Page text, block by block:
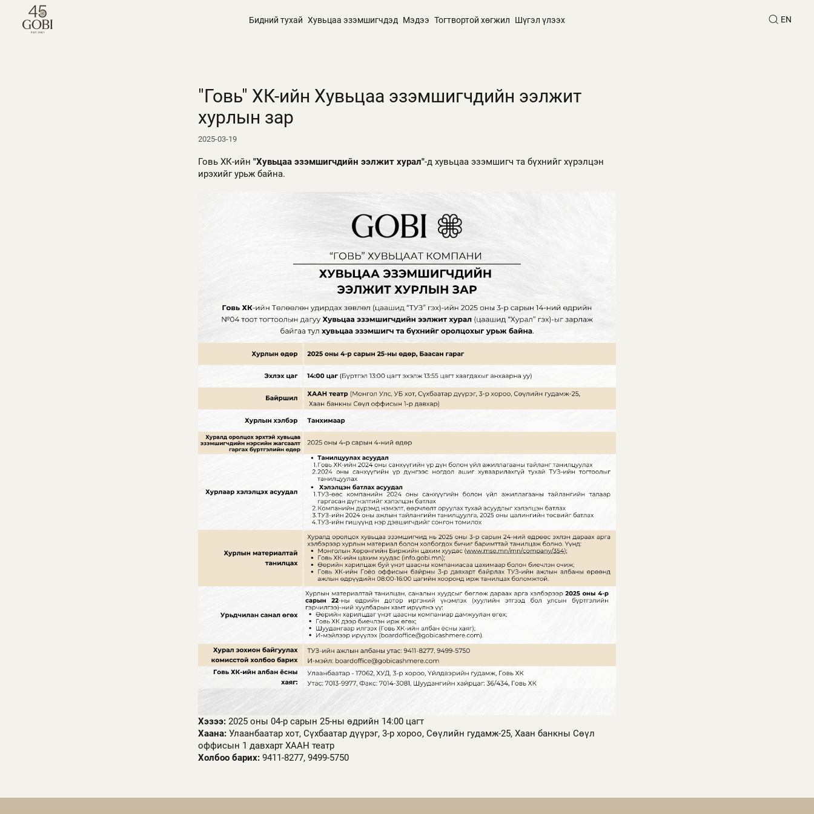
Бидний тухай Хувьцаа эзэмшигчдэд Мэдээ Тогтвортой хөгжил Шүгэл үлээх EN
"Говь" ХК-ийн Хувьцаа эзэмшигчдийн ээлжит
хурлын зар
2025-03-19
Говь ХК-ийн "Хувьцаа эзэмшигчдийн ээлжит хурал"-д хувьцаа эзэмшигч та бүхнийг хүрэлцэн
ирэхийг урьж байна.
Хэзээ: 2025 оны 04-р сарын 25-ны өдрийн 14:00 цагт
Хаана: Улаанбаатар хот, Сүхбаатар дүүрэг, 3-р хороо, Сөүлийн гудамж-25, Хаан банкны Сөүл
оффисын 1 давхарт ХААН театр
Холбоо барих: 9411-8277, 9499-5750